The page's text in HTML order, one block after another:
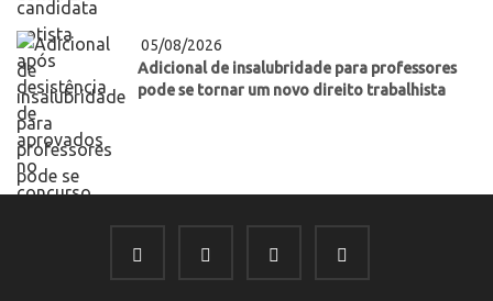
05/08/2026
Adicional de insalubridade para professores
pode se tornar um novo direito trabalhista